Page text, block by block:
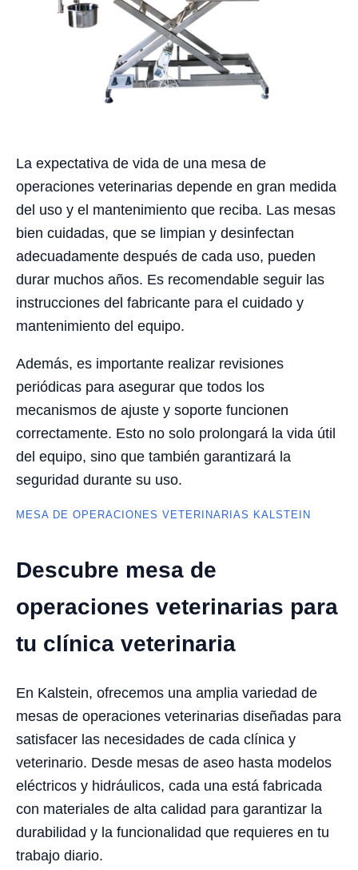
La expectativa de vida de una mesa de
operaciones veterinarias depende en gran medida
del uso y el mantenimiento que reciba. Las mesas
bien cuidadas, que se limpian y desinfectan
adecuadamente después de cada uso, pueden
durar muchos años. Es recomendable seguir las
instrucciones del fabricante para el cuidado y
mantenimiento del equipo.
Además, es importante realizar revisiones
periódicas para asegurar que todos los
mecanismos de ajuste y soporte funcionen
correctamente. Esto no solo prolongará la vida útil
del equipo, sino que también garantizará la
seguridad durante su uso.
MESA DE OPERACIONES VETERINARIAS KALSTEIN
Descubre mesa de
operaciones veterinarias para
tu clínica veterinaria
En Kalstein, ofrecemos una amplia variedad de
mesas de operaciones veterinarias diseñadas para
satisfacer las necesidades de cada clínica y
veterinario. Desde mesas de aseo hasta modelos
eléctricos y hidráulicos, cada una está fabricada
con materiales de alta calidad para garantizar la
durabilidad y la funcionalidad que requieres en tu
trabajo diario.